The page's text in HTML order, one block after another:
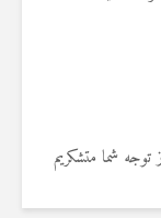
شما متشکریم